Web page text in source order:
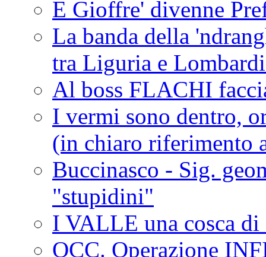
E Gioffre' divenne
La banda della
tra Liguria e
Al boss FLACHI
I vermi sono dentro,
(in chiaro riferimento
Buccinasco - Sig.
"stupidini"
I VALLE una cosca
OCC. Operazione